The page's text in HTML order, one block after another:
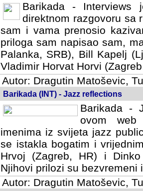
Barikada -
direktnom razgovoru sa
sam i vama prenosio
priloga sam napisao sam,
Palanka, SRB), Bill Kapelj
Vladimir Horvat Horvi
Autor: Dragutin Matoševic,
Barikada (INT) - Jazz reflections
Barikada -
ovom web
imenima iz svijeta jazz
se istakla bogatim i
Hrvoj (Zagreb, HR) i
Njihovi prilozi su bezvremeni
Autor: Dragutin Matoševic,